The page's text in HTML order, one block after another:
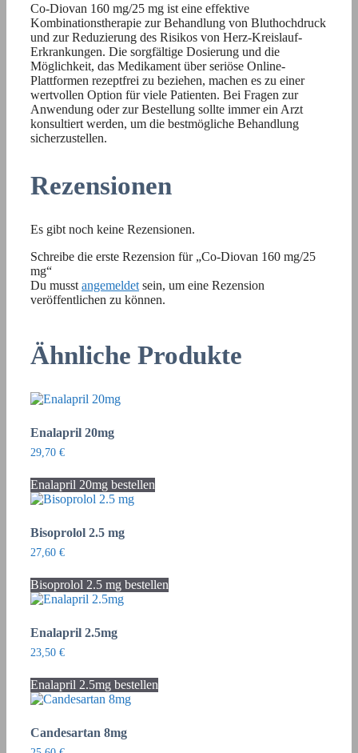
Co-Diovan 160 mg/25 mg ist eine effektive
Kombinationstherapie zur Behandlung von Bluthochdruck
und zur Reduzierung des Risikos von Herz-Kreislauf-
Erkrankungen. Die sorgfältige Dosierung und die
Möglichkeit, das Medikament über seriöse Online-
Plattformen rezeptfrei zu beziehen, machen es zu einer
wertvollen Option für viele Patienten. Bei Fragen zur
Anwendung oder zur Bestellung sollte immer ein Arzt
konsultiert werden, um die bestmögliche Behandlung
sicherzustellen.
Rezensionen
Es gibt noch keine Rezensionen.
Schreibe die erste Rezension für „Co-Diovan 160 mg/25
mg“
Du musst angemeldet sein, um eine Rezension
veröffentlichen zu können.
Ähnliche Produkte
Enalapril 20mg
29,70 €
Enalapril 20mg bestellen
Bisoprolol 2.5 mg
27,60 €
Bisoprolol 2.5 mg bestellen
Enalapril 2.5mg
23,50 €
Enalapril 2.5mg bestellen
Candesartan 8mg